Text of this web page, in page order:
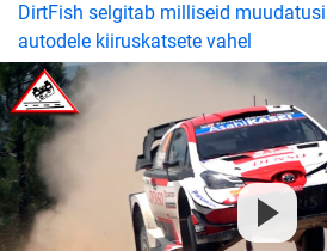
DirtFish selgitab milliseid muudatusi
autodele kiiruskatsete vahel